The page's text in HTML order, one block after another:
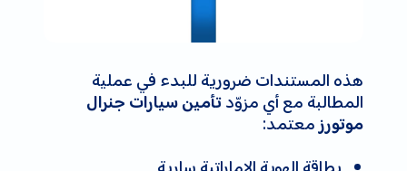
هذه المستندات ضرورية للبدء في عملية
المطالبة مع أي مزوّدتأمين سيارات جنرال
موتورزمعتمد: